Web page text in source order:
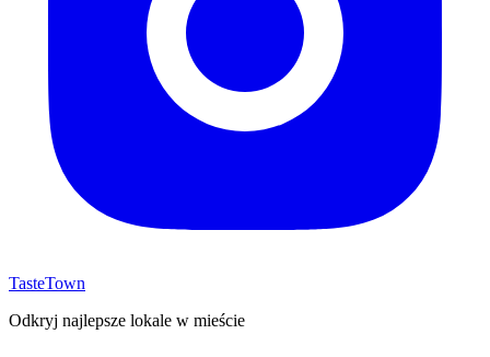
TasteTown
Odkryj najlepsze lokale w mieście